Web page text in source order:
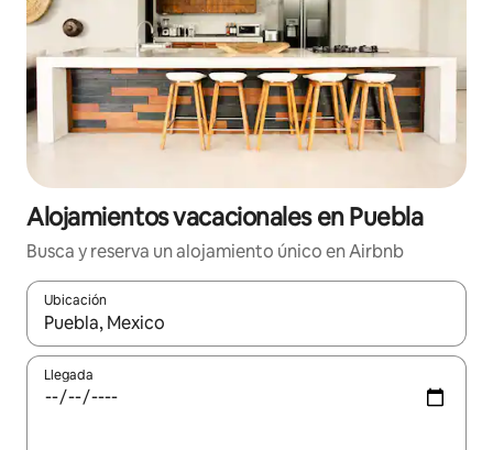
Alojamientos vacacionales en Puebla
Busca y reserva un alojamiento único en Airbnb
Ubicación
Cuando los resultados estén disponibles, podrás navegar
Llegada